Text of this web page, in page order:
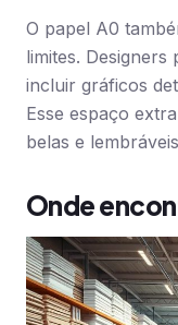
O papel A0
limites.
incluir gráficos
Esse espaço
belas e
Onde